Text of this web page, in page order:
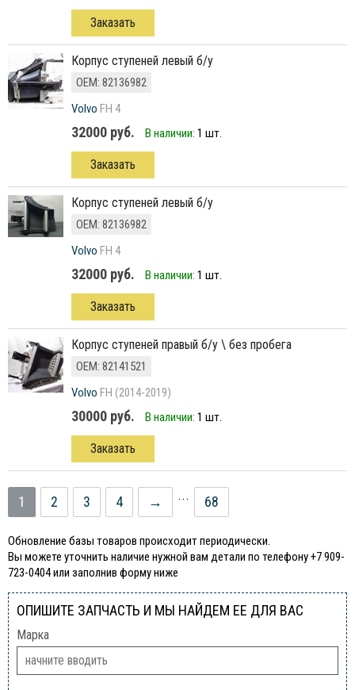
Заказать
Корпус ступеней левый б/у
ОЕМ: 82136982
Volvo FH 4
32000 руб. В наличии: 1 шт.
Заказать
Корпус ступеней левый б/у
ОЕМ: 82136982
Volvo FH 4
32000 руб. В наличии: 1 шт.
Заказать
Корпус ступеней правый б/у \ без пробега
ОЕМ: 82141521
Volvo FH (2014-2019)
30000 руб. В наличии: 1 шт.
Заказать
1 2 3 4 → ... 68
Обновление базы товаров происходит периодически.
Вы можете уточнить наличие нужной вам детали по телефону +7 909-
723-0404 или заполнив форму ниже
ОПИШИТЕ ЗАПЧАСТЬ И МЫ НАЙДЕМ ЕЕ ДЛЯ ВАС
Марка